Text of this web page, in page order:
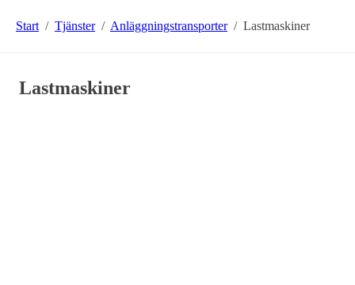
Start / Tjänster/ Anläggningstransporter/ Lastmaskiner
Lastmaskiner